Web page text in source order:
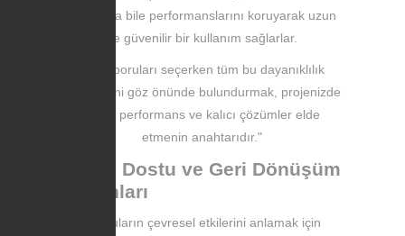
koşullarda bile performanslarını koruyarak uzun
ömürlü ve güvenilir bir kullanım sağlarlar.
"PVC boruları seçerken tüm bu dayanıklılık
faktörlerini göz önünde bulundurmak, projenizde
üstün performans ve kalıcı çözümler elde
etmenin anahtarıdır."
Çevre Dostu ve Geri Dönüşüm
İmkanları
PVC boruların çevresel etkilerini anlamak için